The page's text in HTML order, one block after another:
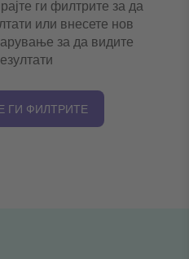
ги филтрите за да
или внесете нов
за да видите
ГИ ФИЛТРИТЕ